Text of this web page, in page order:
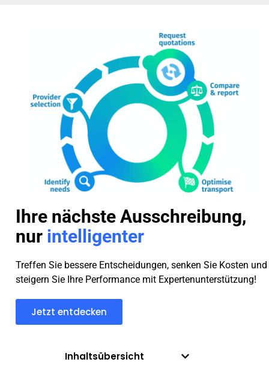
Ihre nächste Ausschreibung,
nur intelligenter
Treffen Sie bessere Entscheidungen, senken Sie Kosten und
steigern Sie Ihre Performance mit Expertenunterstützung!
Jetzt entdecken
Inhaltsübersicht